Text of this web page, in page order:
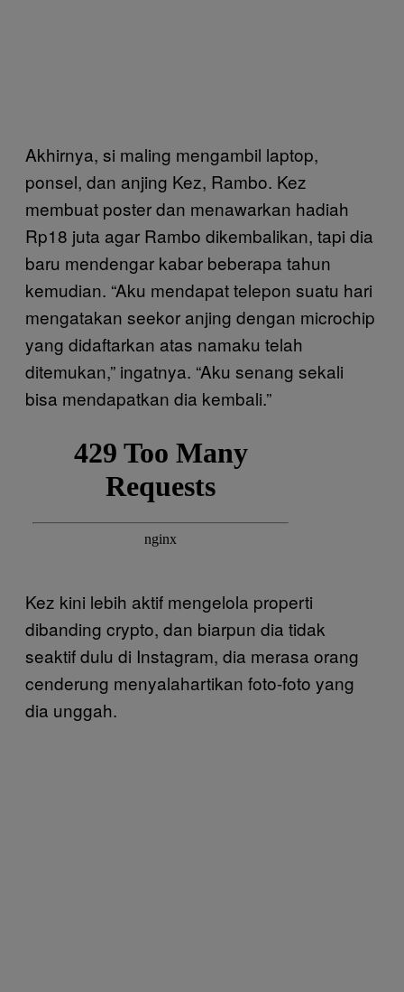
Akhirnya, si maling mengambil laptop,
ponsel, dan anjing Kez, Rambo. Kez
membuat poster dan menawarkan hadiah
Rp18 juta agar Rambo dikembalikan, tapi dia
baru mendengar kabar beberapa tahun
kemudian. “Aku mendapat telepon suatu hari
mengatakan seekor anjing dengan microchip
yang didaftarkan atas namaku telah
ditemukan,” ingatnya. “Aku senang sekali
bisa mendapatkan dia kembali.”
Kez kini lebih aktif mengelola properti
dibanding crypto, dan biarpun dia tidak
seaktif dulu di Instagram, dia merasa orang
cenderung menyalahartikan foto-foto yang
dia unggah.